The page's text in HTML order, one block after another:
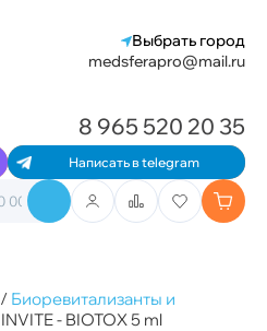
Выбрать город
medsferapro@mail.ru
Написать в telegram
8 965 520 20 35
/ Биоревитализанты и
INVITE - BIOTOX 5 ml